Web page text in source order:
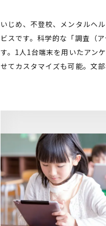
いじめ、不登校、メンタルヘ
ビスです。科学的な「調査（
す。1人1台端末を用いたアン
せてカスタマイズも可能。文